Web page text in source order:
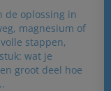
de oplossing in
magnesium of
stappen,
wat je
groot deel hoe